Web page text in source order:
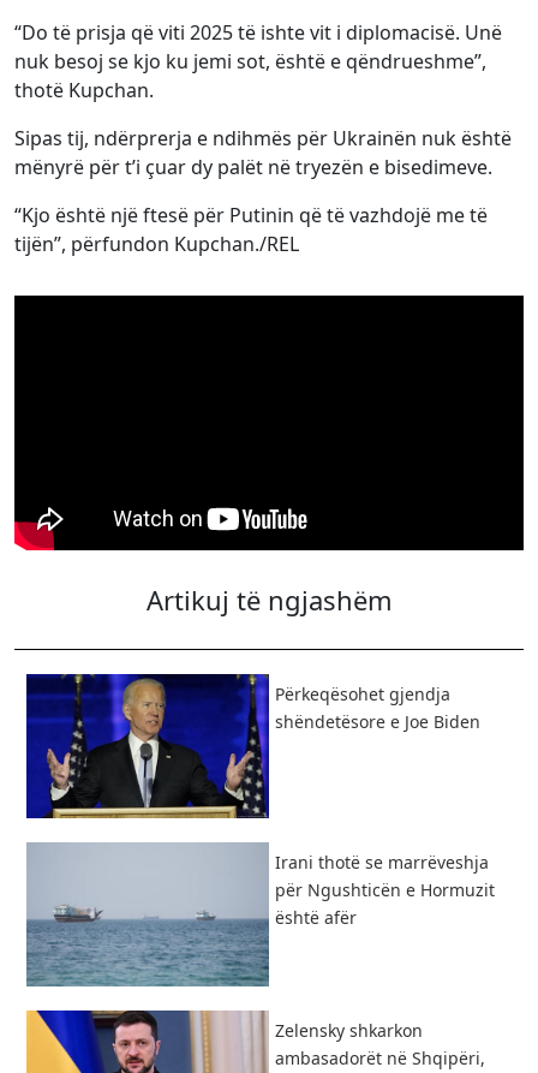
“Do të prisja që viti 2025 të ishte vit i diplomacisë. Unë
nuk besoj se kjo ku jemi sot, është e qëndrueshme”,
thotë Kupchan.
Sipas tij, ndërprerja e ndihmës për Ukrainën nuk është
mënyrë për t’i çuar dy palët në tryezën e bisedimeve.
“Kjo është një ftesë për Putinin që të vazhdojë me të
tijën”, përfundon Kupchan./REL
Artikuj të ngjashëm
Përkeqësohet gjendja
shëndetësore e Joe Biden
Irani thotë se marrëveshja
për Ngushticën e Hormuzit
është afër
Zelensky shkarkon
ambasadorët në Shqipëri,